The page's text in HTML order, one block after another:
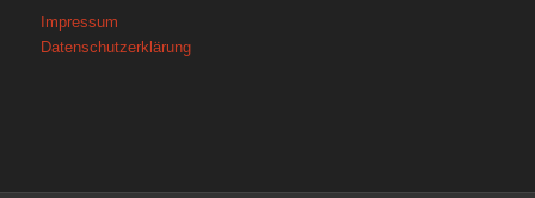
Impressum
Datenschutzerklärung